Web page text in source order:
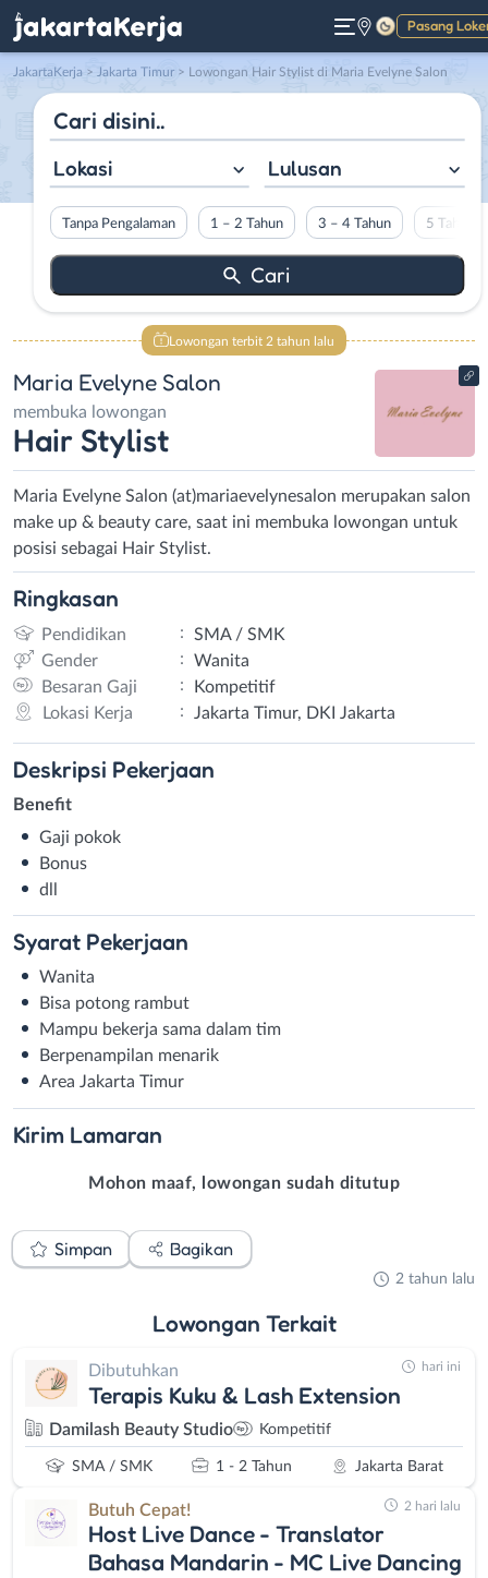
Pasang
Gelap
JakartaKerja > Jakarta Timur > Lowongan Hair Stylist di Maria Evelyne Salon
Lokasi Lulusan
Tanpa Pengalaman 1 – 2 Tahun 3 – 4 Tahun 5 Tahun
Lowongan terbit 2 tahun lalu
Maria Evelyne Salon
membuka lowongan
Hair Stylist
Maria Evelyne Salon (at)mariaevelynesalon merupakan salon
make up & beauty care, saat ini membuka lowongan untuk
posisi sebagai Hair Stylist.
Ringkasan
Pendidikan :
SMA / SMK
Gender
:
Wanita
Besaran Gaji
:
Kompetitif
Lokasi Kerja
: Jakarta Timur, DKI Jakarta
Deskripsi Pekerjaan
Benefit
Gaji pokok
Bonus
dll
Syarat Pekerjaan
Wanita
Bisa potong rambut
Mampu bekerja sama dalam tim
Berpenampilan menarik
Area Jakarta Timur
Kirim Lamaran
Mohon maaf, lowongan sudah ditutup
Simpan Bagikan
2 tahun lalu
Lowongan Terkait
Dibutuhkan
Terapis Kuku & Lash Extension
Damilash Beauty Studio Kompetitif
SMA / SMK 1 - 2 Tahun Jakarta Barat
hari ini
Butuh Cepat!
Host Live Dance - Translator
Bahasa Mandarin - MC Live Dancing
2 hari lalu